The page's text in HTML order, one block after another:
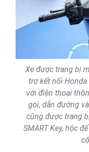
Xe được trang bị
trợ kết nối
với điện thoại
gọi, dẫn đường
cũng được trang
SMART Key, hộc